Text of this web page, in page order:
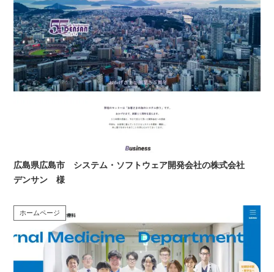
広島県広島市 システム・ソフトウェア開発会社の株式会社
デンサン 様
ホームページ